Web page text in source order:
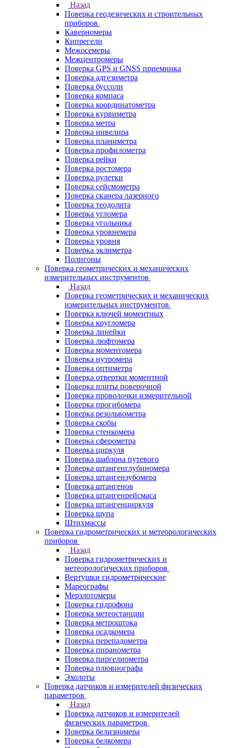
Назад
Поверка геодезических и строительных
приборов
Каверномеры
Кипрегели
Межосемеры
Межцентромеры
Поверка GPS и GNSS приемника
Поверка адгезиметра
Поверка буссоли
Поверка компаса
Поверка координатометра
Поверка курвиметра
Поверка метра
Поверка нивелира
Поверка планиметра
Поверка профилометра
Поверка рейки
Поверка ростомера
Поверка рулетки
Поверка сейсмометра
Поверка сканера лазерного
Поверка теодолита
Поверка угломера
Поверка угольника
Поверка уровнемера
Поверка уровня
Поверка эклиметра
Полигоны
Поверка геометрических и механических
измерительных инструментов
Назад
Поверка геометрических и механических
измерительных инструментов
Поверка ключей моментных
Поверка кругломера
Поверка линейки
Поверка люфтомера
Поверка моментомера
Поверка нутромера
Поверка оптиметра
Поверка отвертки моментной
Поверка плиты поверочной
Поверка проволочки измерительной
Поверка прогибомера
Поверка резольвометра
Поверка скобы
Поверка стенкомера
Поверка сферометра
Поверка циркуля
Поверка шаблона путевого
Поверка штангенглубиномера
Поверка штангензубомера
Поверка штангенов
Поверка штангенрейсмаса
Поверка штангенциркуля
Поверка щупа
Штихмассы
Поверка гидрометрических и метеорологических
приборов
Назад
Поверка гидрометрических и
метеорологических приборов
Вертушки гидрометрические
Мареографы
Мерзлотомеры
Поверка гидрофона
Поверка метеостанции
Поверка метроштока
Поверка осадкомера
Поверка перепадометра
Поверка пиранометра
Поверка пиргелиометра
Поверка плювиографа
Эхолоты
Поверка датчиков и измерителей физических
параметров
Назад
Поверка датчиков и измерителей
физических параметров
Поверка белизномера
Поверка белкомера